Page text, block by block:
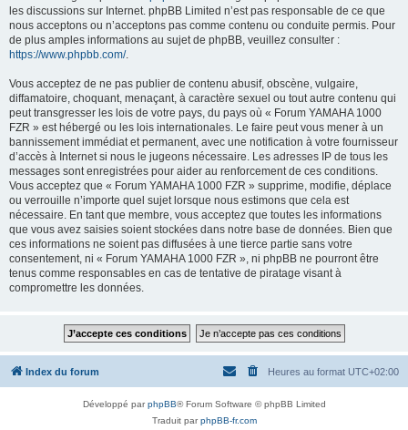
les discussions sur Internet. phpBB Limited n’est pas responsable de ce que
nous acceptons ou n’acceptons pas comme contenu ou conduite permis. Pour
de plus amples informations au sujet de phpBB, veuillez consulter :
https://www.phpbb.com/.
Vous acceptez de ne pas publier de contenu abusif, obscène, vulgaire,
diffamatoire, choquant, menaçant, à caractère sexuel ou tout autre contenu qui
peut transgresser les lois de votre pays, du pays où « Forum YAMAHA 1000
FZR » est hébergé ou les lois internationales. Le faire peut vous mener à un
bannissement immédiat et permanent, avec une notification à votre fournisseur
d’accès à Internet si nous le jugeons nécessaire. Les adresses IP de tous les
messages sont enregistrées pour aider au renforcement de ces conditions.
Vous acceptez que « Forum YAMAHA 1000 FZR » supprime, modifie, déplace
ou verrouille n’importe quel sujet lorsque nous estimons que cela est
nécessaire. En tant que membre, vous acceptez que toutes les informations
que vous avez saisies soient stockées dans notre base de données. Bien que
ces informations ne soient pas diffusées à une tierce partie sans votre
consentement, ni « Forum YAMAHA 1000 FZR », ni phpBB ne pourront être
tenus comme responsables en cas de tentative de piratage visant à
compromettre les données.
Index du forum Heures au format UTC+02:00
Développé parphpBB® Forum Software © phpBB Limited
Traduit parphpBB-fr.com